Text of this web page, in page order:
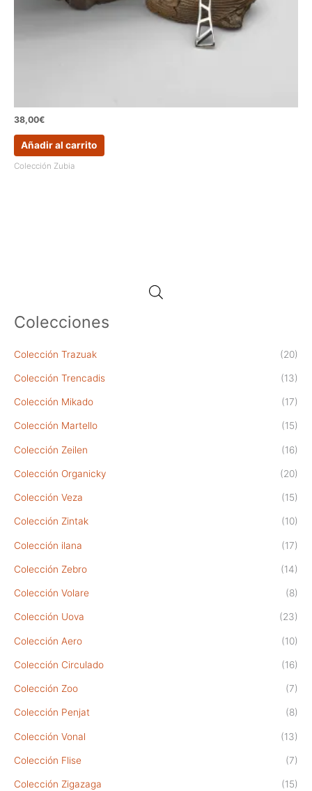
Colecciones
Colección Trazuak (20)
Colección Trencadis (13)
Colección Mikado (17)
Colección Martello (15)
Colección Zeilen (16)
Colección Organicky (20)
Colección Veza (15)
Colección Zintak (10)
Colección ilana (17)
Colección Zebro (14)
Colección Volare (8)
Colección Uova (23)
Colección Aero (10)
Colección Circulado (16)
Colección Zoo (7)
Colección Penjat (8)
Colección Vonal (13)
Colección Flise (7)
Colección Zigazaga (15)
38,00€
Añadir al carrito
Colección Zubia